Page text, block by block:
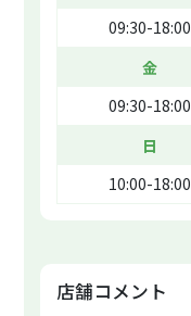
09:30-18:00
金
09:30-18:00
日
10:00-18:00
店舗コメント